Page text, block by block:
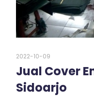
2022-10-09
Jual Cover
Sidoarjo